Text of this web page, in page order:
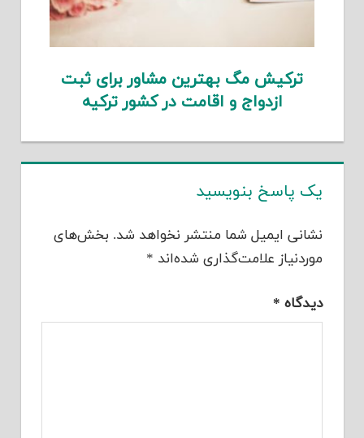
ترکیش مگ بهترین مشاور برای ثبت
ازدواج و اقامت در کشور ترکیه
یک پاسخ بنویسید
نشانی ایمیل شما منتشر نخواهد شد. بخش‌های
موردنیاز علامت‌گذاری شده‌اند *
دیدگاه *